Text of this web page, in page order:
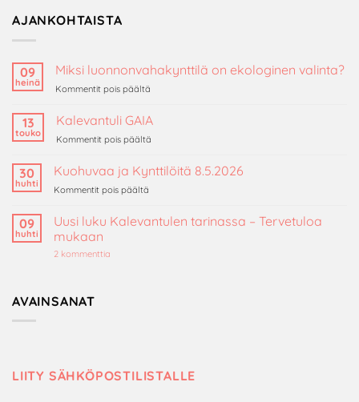
AJANKOHTAISTA
09
heinä
Miksi luonnonvahakynttilä on ekologinen valinta?
Kommentit pois päältä
luonnonvahakynttilä
on
ekologinen
13
touko
Kalevantuli GAIA
Kommentit pois päältä
GAIA
30
huhti
Kuohuvaa ja Kynttilöitä 8.5.2026
Kommentit pois päältä
Kynttilöitä
09
huhti
Uusi luku Kalevantulen tarinassa – Tervetuloa
mukaan
2 kommenttia
AVAINSANAT
LIITY SÄHKÖPOSTILISTALLE